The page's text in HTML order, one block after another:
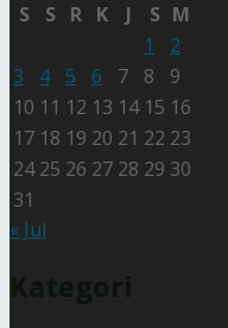
S
S R K J S M
1
2
3
4 5 6 7 8
9
10 11 12 13 14 15 16
17 18 19 20 21 22 23
24 25 26 27 28 29 30
31
« Jul